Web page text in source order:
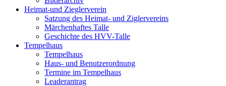
Heimat-und Zieglerverein
Satzung des Heimat- und Ziglervereins
Märchenhaftes Talle
Geschichte des HVV-Talle
Tempelhaus
Tempelhaus
Haus- und Benutzerordnung
Termine im Tempelhaus
Leaderantrag